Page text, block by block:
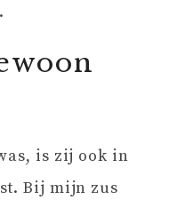
is zij ook in
Bij mijn zus